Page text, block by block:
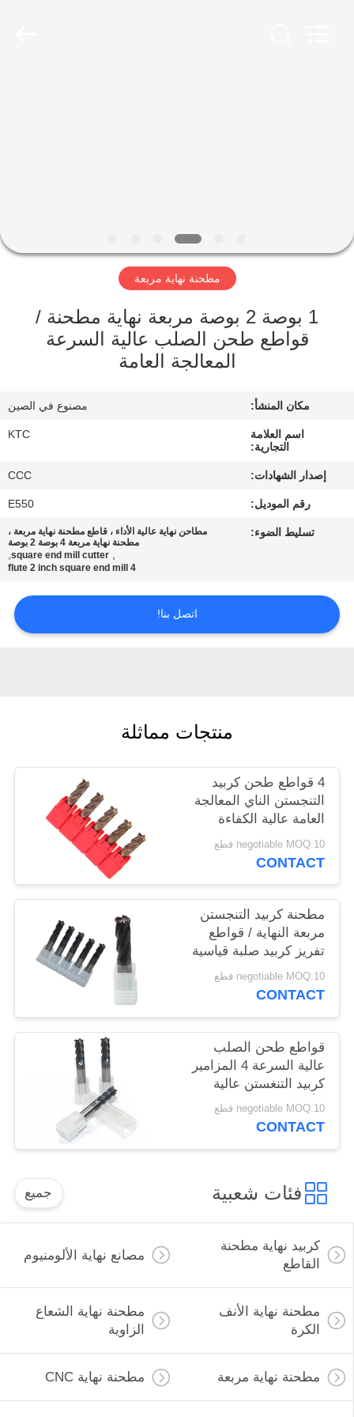
عنا
المعمل
مراقبة
اتصل
خريطة
مطحنة نهاية مربعة
1 بوصة 2 بوصة مربعة نهاية مطحنة /
قواطع طحن الصلب عالية السرعة
المعالجة العامة
مكان المنشأ: مصنوع في الصين
اسم العلامة
التجارية:
KTC
إصدار الشهادات: CCC
رقم الموديل: E550
تسليط الضوء:
مطاحن نهاية عالية الأداء ، قاطع مطحنة نهاية مربعة ،
مطحنة نهاية مربعة 4 بوصة 2 بوصة
,
square end mill cutter
,
4 flute 2 inch square end mill
اتصل بنا!
منتجات مماثلة
4 قواطع طحن كربيد
التنجستن الناي المعالجة
العامة عالية الكفاءة
negotiable MOQ:10 قطع
CONTACT
مطحنة كربيد التنجستن
مربعة النهاية / قواطع
تفريز كربيد صلبة قياسية
negotiable MOQ:10 قطع
CONTACT
قواطع طحن الصلب
عالية السرعة 4 المزامير
كربيد التنغستن عالية
الأداء
negotiable MOQ:10 قطع
CONTACT
فئات شعبية جميع
كربيد نهاية مطحنة
القاطع
مصانع نهاية الألومنيوم
مطحنة نهاية الأنف
الكرة
مطحنة نهاية الشعاع
الزاوية
مطحنة نهاية مربعة مطحنة نهاية CNC